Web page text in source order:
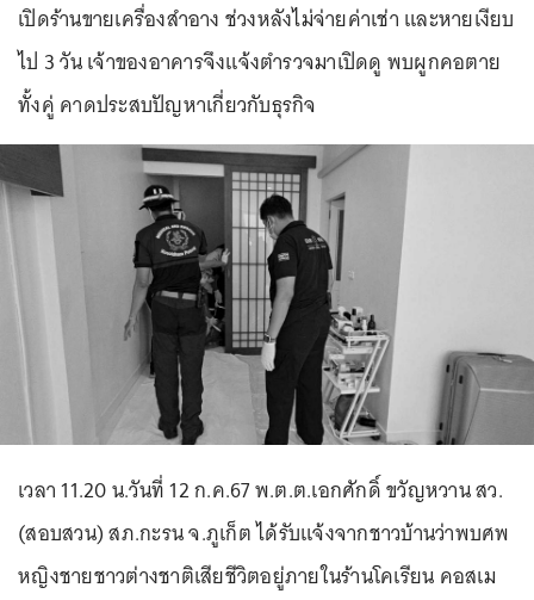
เปิดร้านขายเครื่องสำอาง ช่วงหลังไม่จ่ายค่าเช่า และหายเงียบ
ไป 3 วัน เจ้าของอาคารจึงแจ้งตำรวจมาเปิดดู พบผูกคอตาย
ทั้งคู่ คาดประสบปัญหาเกี่ยวกับธุรกิจ
เวลา 11.20 น.วันที่ 12 ก.ค.67 พ.ต.ต.เอกศักดิ์ ขวัญหวาน สว.
(สอบสวน) สภ.กะรน จ.ภูเก็ต ได้รับแจ้งจากชาวบ้านว่าพบศพ
หญิงชายชาวต่างชาติเสียชีวิตอยู่ภายในร้านโคเรียน คอสเม